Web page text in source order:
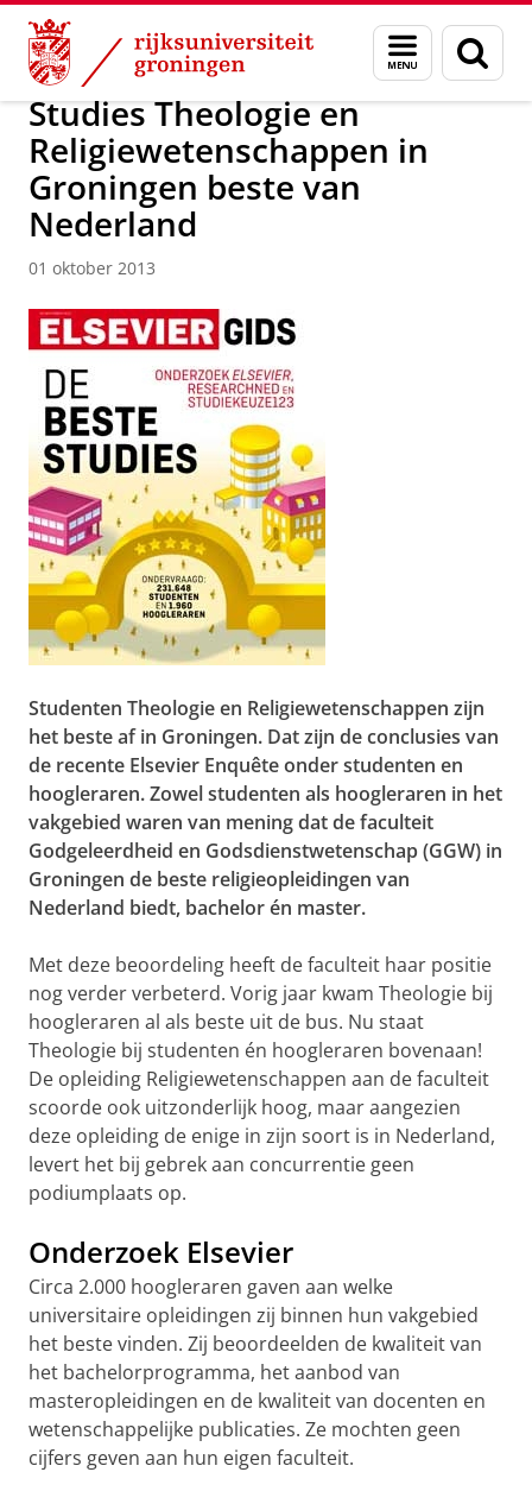
Skip
Content
Skip
Navigation
Menu
en
zoeken
Over ons Actueel Nieuws Nieuwsberichten
Studies Theologie en
Religiewetenschappen in
Groningen beste van
Nederland
01 oktober 2013
Studenten Theologie en Religiewetenschappen zijn
het beste af in Groningen. Dat zijn de conclusies van
de recente Elsevier Enquêteonder studenten en
hoogleraren. Zowel studenten als hoogleraren in het
vakgebied waren van mening dat de faculteit
Godgeleerdheid en Godsdienstwetenschap (GGW) in
Groningen de beste religieopleidingen van
Nederland biedt, bachelor én master.
Met deze beoordeling heeft de faculteit haar positie
nog verder verbeterd. Vorig jaar kwam Theologie bij
hoogleraren al als beste uit de bus. Nu staat
Theologie bij studenten én hoogleraren bovenaan!
De opleiding Religiewetenschappen aan de faculteit
scoorde ook uitzonderlijk hoog, maar aangezien
deze opleiding de enige in zijn soort is in Nederland,
levert het bij gebrek aan concurrentie geen
podiumplaats op.
Onderzoek Elsevier
Circa 2.000 hoogleraren gaven aan welke
universitaire opleidingen zij binnen hun vakgebied
het beste vinden. Zij beoordeelden de kwaliteit van
het bachelorprogramma, het aanbod van
masteropleidingen en de kwaliteit van docenten en
wetenschappelijke publicaties. Ze mochten geen
cijfers geven aan hun eigen faculteit.